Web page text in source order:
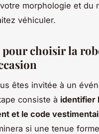
morphologie et du
véhiculer.
pour choisir la
êtes invitée à un
consiste à identifier
et le code
si une tenue